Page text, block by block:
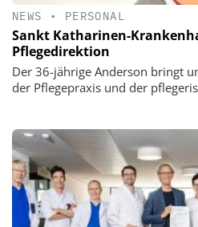
NEWS • PERSONAL
Sankt Katharinen-
Pflegedirektion
Der 36-jährige Anderson bringt
der Pflegepraxis und der